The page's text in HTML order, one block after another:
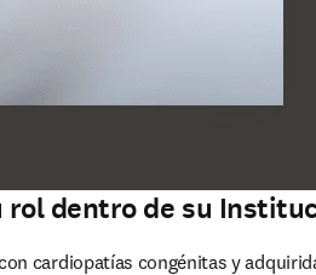
rol dentro de su
cardiopatías congénitas y